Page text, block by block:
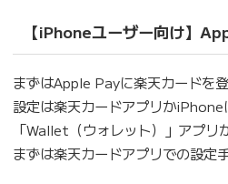
【iPhoneユーザー向け】
まずはApple Payに楽天カードを
設定は楽天カードアプリかiPhone
「Wallet（ウォレット）」アプリ
まずは楽天カードアプリでの設定